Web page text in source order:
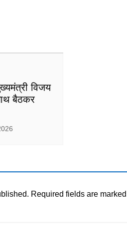
विजय
बैठकर
Required fields are marked